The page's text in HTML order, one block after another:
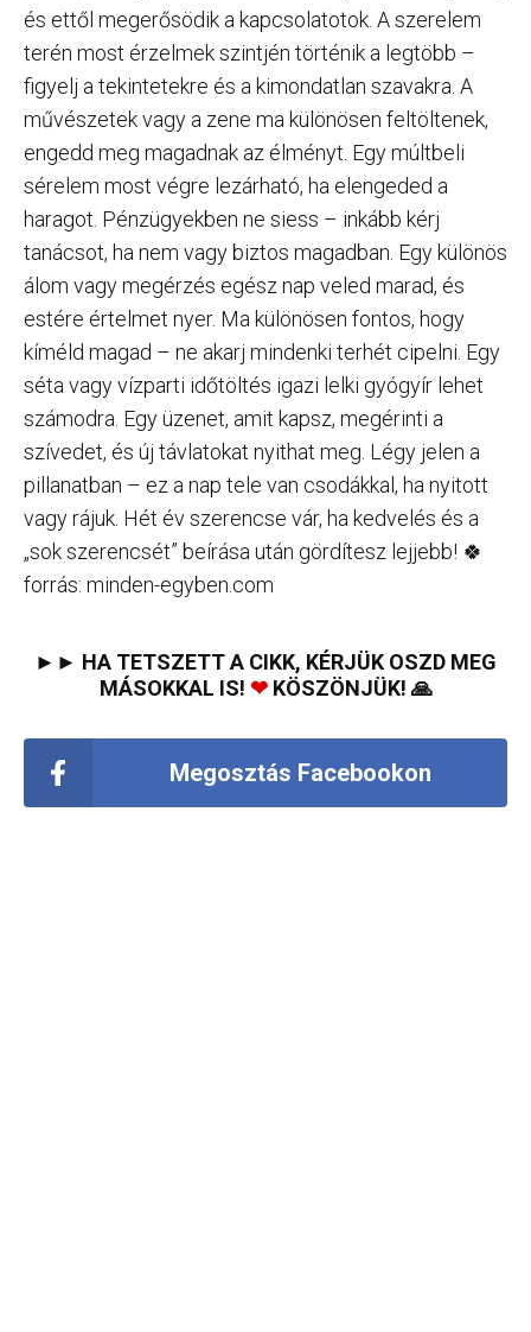
és ettől megerősödik a kapcsolatotok. A szerelem
terén most érzelmek szintjén történik a legtöbb –
figyelj a tekintetekre és a kimondatlan szavakra. A
művészetek vagy a zene ma különösen feltöltenek,
engedd meg magadnak az élményt. Egy múltbeli
sérelem most végre lezárható, ha elengeded a
haragot. Pénzügyekben ne siess – inkább kérj
tanácsot, ha nem vagy biztos magadban. Egy különös
álom vagy megérzés egész nap veled marad, és
estére értelmet nyer. Ma különösen fontos, hogy
kíméld magad – ne akarj mindenki terhét cipelni. Egy
séta vagy vízparti időtöltés igazi lelki gyógyír lehet
számodra. Egy üzenet, amit kapsz, megérinti a
szívedet, és új távlatokat nyithat meg. Légy jelen a
pillanatban – ez a nap tele van csodákkal, ha nyitott
vagy rájuk. Hét év szerencse vár, ha kedvelés és a
„sok szerencsét” beírása után gördítesz lejjebb! 🍀
forrás: minden-egyben.com
►► HA TETSZETT A CIKK, KÉRJÜK OSZD MEG
MÁSOKKAL IS! ❤KÖSZÖNJÜK! 🙏
Megosztás Facebookon